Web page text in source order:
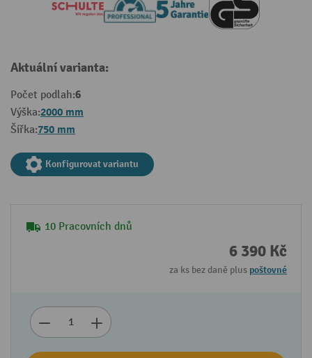
Aktuální varianta:
Počet podlah:6
Výška:2000 mm
Šířka:750 mm
Konfigurovat variantu
10 Pracovních dnů
6 390 Kč
za ks bez daně plus poštovné